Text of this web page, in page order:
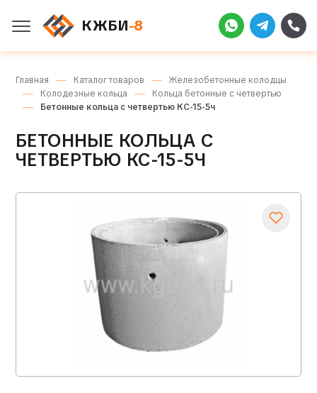
КЖБИ-8
Главная Каталог товаров
Железобетонные колодцы
Колодезные кольца
Кольца бетонные с четвертью
Бетонные кольца с четвертью КС-15-5ч
БЕТОННЫЕ КОЛЬЦА С
ЧЕТВЕРТЬЮ КС-15-5Ч